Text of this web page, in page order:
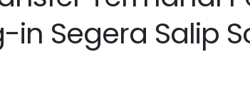
in Segera Salip